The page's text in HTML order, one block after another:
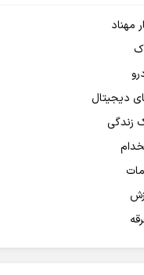
مهناد
دیجیتال
زندگی